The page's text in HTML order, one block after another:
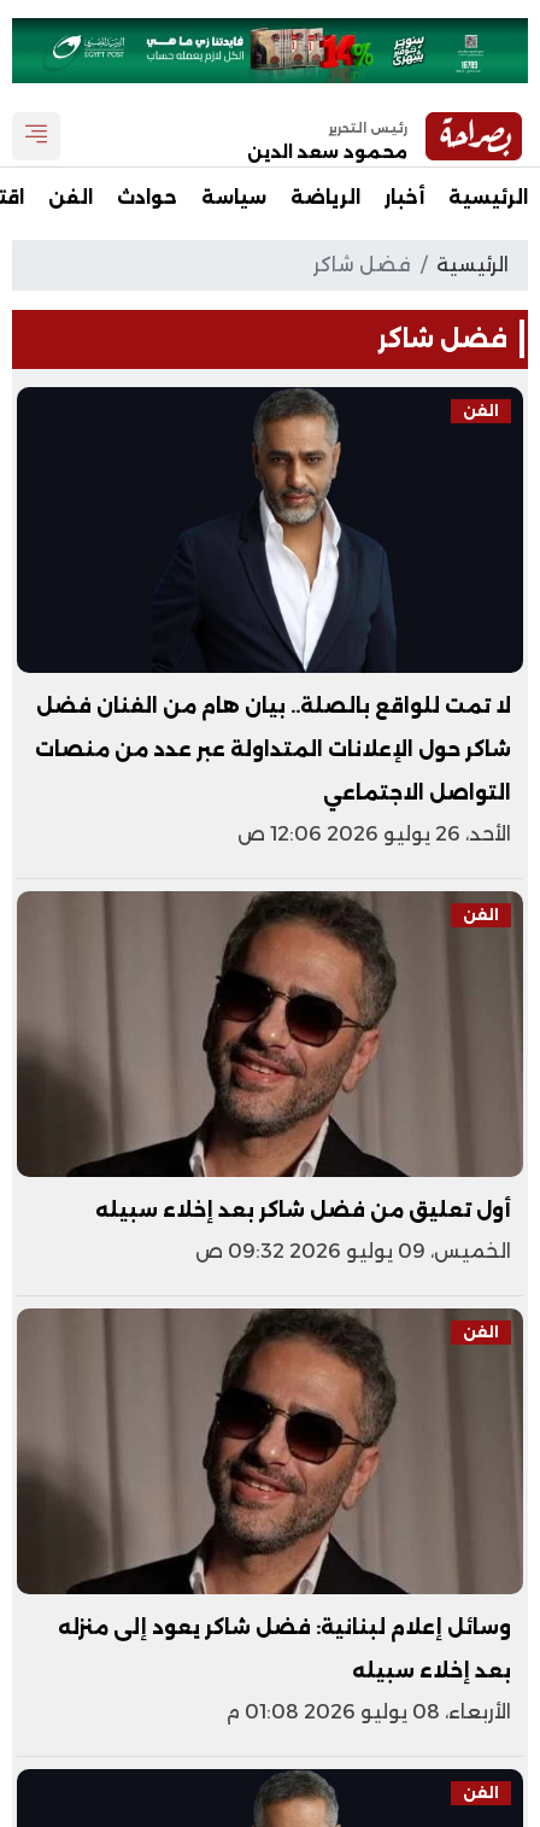
رئيس التحرير
محمود سعد الدين
الرئيسية أخبار الرياضة سياسة حوادث الفن
الرئيسية فضل شاكر
فضل شاكر
الفن
لا تمت للواقع بالصلة.. بيان هام من الفنان فضل
شاكر حول الإعلانات المتداولة عبر عدد من منصات
التواصل الاجتماعي
الأحد، 26 يوليو 2026 12:06 ص
الفن
أول تعليق من فضل شاكر بعد إخلاء سبيله
الخميس، 09 يوليو 2026 09:32 ص
الفن
وسائل إعلام لبنانية: فضل شاكر يعود إلى منزله
بعد إخلاء سبيله
الأربعاء، 08 يوليو 2026 01:08 م
الفن